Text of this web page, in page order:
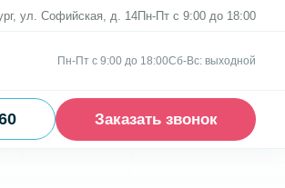
ул. Софийская, д. 14Пн-Пт с 9:00 до 18:00
Пн-Пт с 9:00 до 18:00Сб-Вс: выходной
Заказать звонок